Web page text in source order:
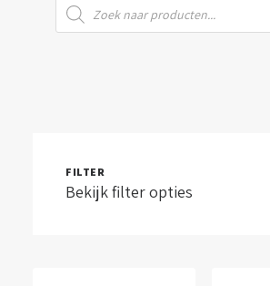
Producten
zoeken
FILTER
Bekijk filter opties